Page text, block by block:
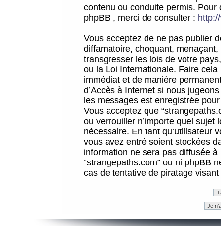
contenu ou conduite permis.
phpBB , merci de consulter :
Vous acceptez de ne pas publier
diffamatoire, choquant,
transgresser les lois de votre
ou la Loi Internationale. Faire
immédiat et de manière
d’Accès à Internet si nous
les messages est enregistrée
Vous acceptez que
ou verrouiller n’importe quel sujet
nécessaire. En tant qu’utilisateur
vous avez entré soient stockées
information ne sera pas diffusée
“strangepaths.com” ou ni phpBB
cas de tentative de piratage